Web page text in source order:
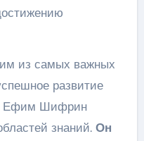
из самых важных
развитие
Ефим Шифрин
знаний. Он